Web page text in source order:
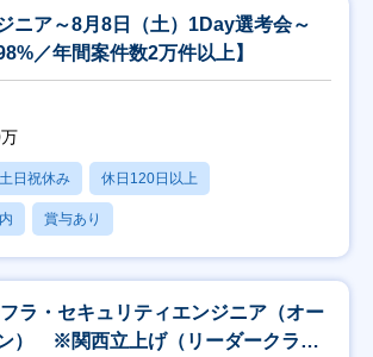
ニア～8月8日（土）1Day選考会～
／年間案件数2万件以上】
土日祝休み 休日120日以上
賞与あり
ラ・セキュリティエンジニア（オー
） ※関西立上げ（リーダークラス